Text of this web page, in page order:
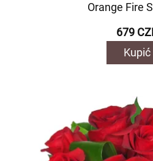
Orange Fire
679
Kupić